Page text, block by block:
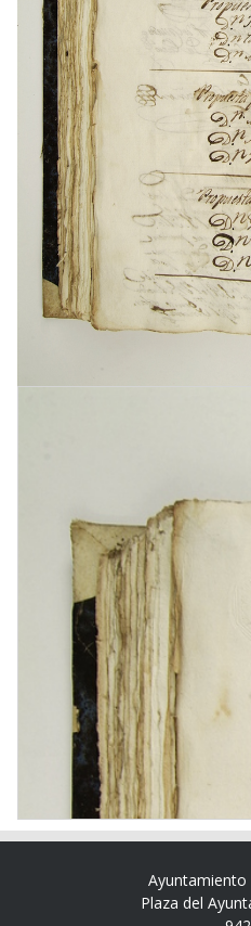
Ayuntamiento
Plaza del